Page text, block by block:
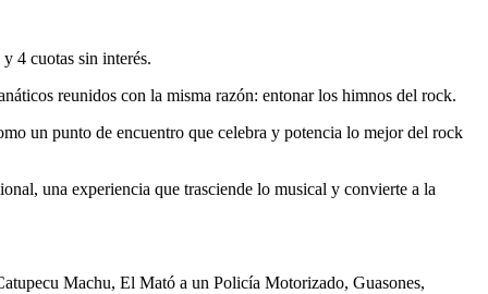
4 cuotas sin interés.
reunidos con la misma razón: entonar los himnos del rock.
un punto de encuentro que celebra y potencia lo mejor del rock
una experiencia que trasciende lo musical y convierte a la
Machu, El Mató a un Policía Motorizado, Guasones,